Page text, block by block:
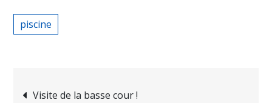
piscine
Navigation
Visite de la basse cour !